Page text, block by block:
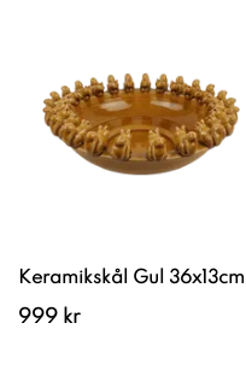
Keramikskål Gul 36x13cm
999 kr